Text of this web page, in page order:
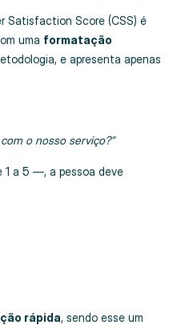
Satisfaction Score (CSS) é
uma formatação
e apresenta apenas
o nosso serviço?”
1 a 5 —, a pessoa deve
rápida, sendo esse um